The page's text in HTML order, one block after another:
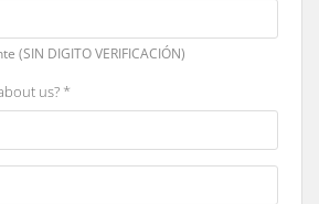
(SIN DIGITO VERIFICACIÓN)
us? *